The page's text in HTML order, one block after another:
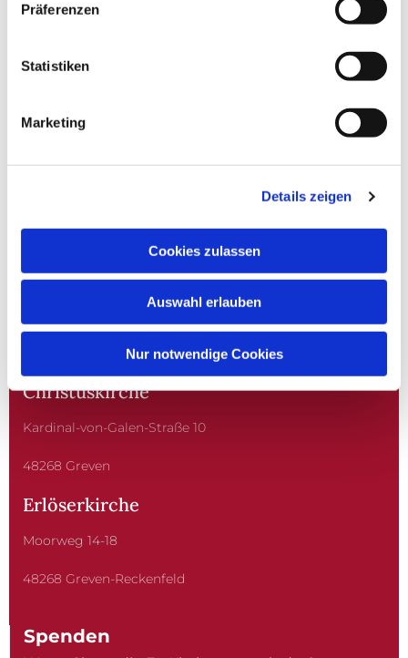
Präferenzen
Statistiken
Marketing
Details zeigen
Cookies zulassen
Auswahl erlauben
Nur notwendige Cookies
EV. KIRCHENGEMEINDE
Christuskirche
Kardinal-von-Galen-Straße 10
48268 Greven
Erlöserkirche
Moorweg 14-18
48268 Greven-Reckenfeld
Spenden